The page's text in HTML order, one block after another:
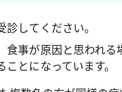
診してください。
食事が原因と思われる
ことになっています。